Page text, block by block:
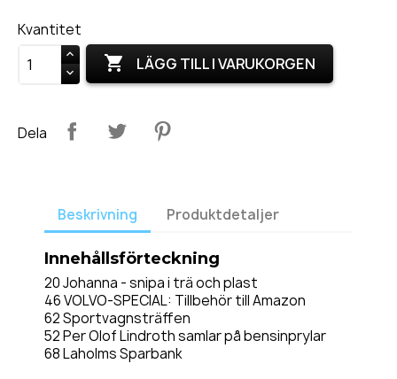
Kvantitet
 LÄGG TILL I VARUKORGEN
Dela
Beskrivning Produktdetaljer
Innehållsförteckning
20 Johanna - snipa i trä och plast
46 VOLVO-SPECIAL: Tillbehör till Amazon
62 Sportvagnsträffen
52 Per Olof Lindroth samlar på bensinprylar
68 Laholms Sparbank